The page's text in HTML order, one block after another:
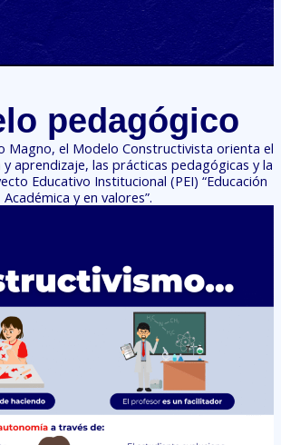
pedagógico
Magno, el Modelo Constructivista orienta el
aprendizaje, las prácticas pedagógicas y la
Educativo Institucional (PEI) “Educación
Académica y en valores”.